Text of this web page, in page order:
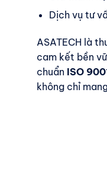
Dịch vụ tư
ASATECH là
cam kết bền
chuẩn ISO
không chỉ